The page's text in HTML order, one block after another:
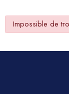
Impossible de